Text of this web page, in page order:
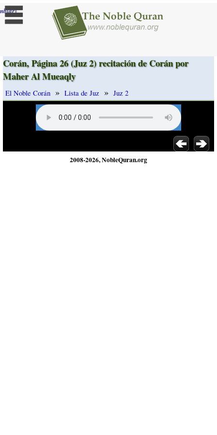
]
Corán, Página 26 (Juz 2) recitación de Corán por
Maher Al Mueaqly
El Noble Corán » Lista de Juz » Juz 2
2008-2026, NobleQuran.org